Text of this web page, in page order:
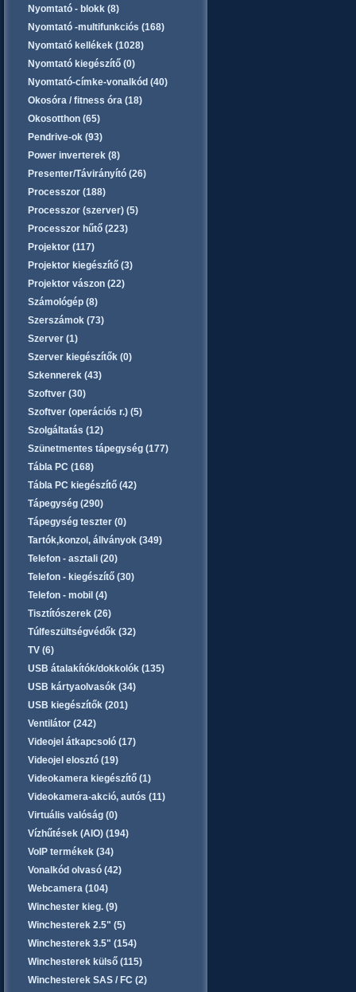
Nyomtató - blokk (8)
Nyomtató -multifunkciós (168)
Nyomtató kellékek (1028)
Nyomtató kiegészítő (0)
Nyomtató-címke-vonalkód (40)
Okosóra / fitness óra (18)
Okosotthon (65)
Pendrive-ok (93)
Power inverterek (8)
Presenter/Távirányító (26)
Processzor (188)
Processzor (szerver) (5)
Processzor hűtő (223)
Projektor (117)
Projektor kiegészítő (3)
Projektor vászon (22)
Számológép (8)
Szerszámok (73)
Szerver (1)
Szerver kiegészítők (0)
Szkennerek (43)
Szoftver (30)
Szoftver (operációs r.) (5)
Szolgáltatás (12)
Szünetmentes tápegység (177)
Tábla PC (168)
Tábla PC kiegészítő (42)
Tápegység (290)
Tápegység teszter (0)
Tartók,konzol, állványok (349)
Telefon - asztali (20)
Telefon - kiegészítő (30)
Telefon - mobil (4)
Tisztítószerek (26)
Túlfeszültségvédők (32)
TV (6)
USB átalakítók/dokkolók (135)
USB kártyaolvasók (34)
USB kiegészítők (201)
Ventilátor (242)
Videojel átkapcsoló (17)
Videojel elosztó (19)
Videokamera kiegészítő (1)
Videokamera-akció, autós (11)
Virtuális valóság (0)
Vízhűtések (AIO) (194)
VoIP termékek (34)
Vonalkód olvasó (42)
Webcamera (104)
Winchester kieg. (9)
Winchesterek 2.5" (5)
Winchesterek 3.5" (154)
Winchesterek külső (115)
Winchesterek SAS / FC (2)